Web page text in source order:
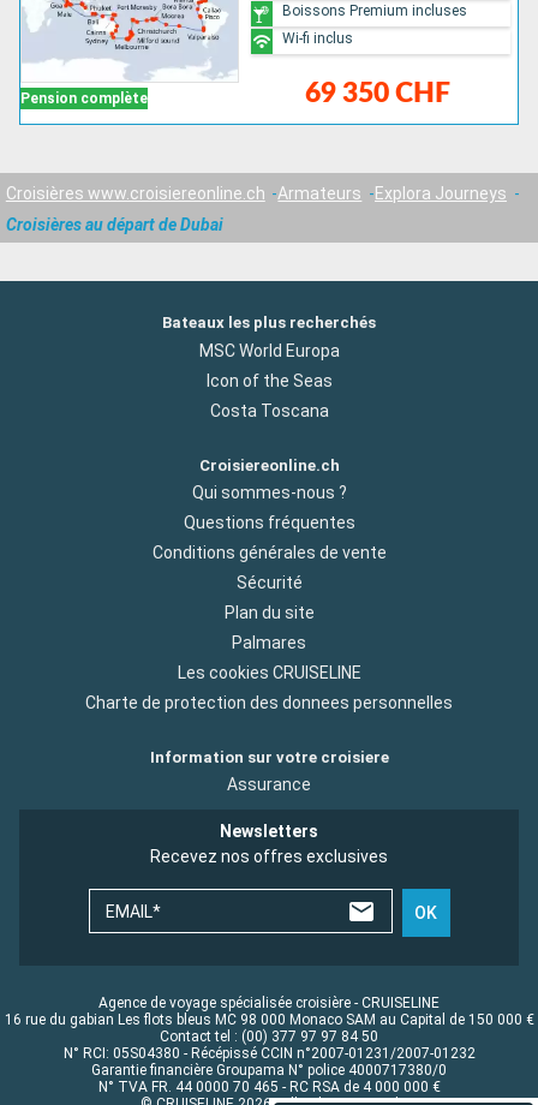
Pension complète 69 350 CHF
Boissons Premium incluses
Wi-fi inclus
Croisières www.croisiereonline.ch Armateurs
Explora Journeys
Croisières au départ de Dubai
Bateaux les plus recherchés
MSC World Europa
Icon of the Seas
Costa Toscana
Croisiereonline.ch
Qui sommes-nous ?
Questions fréquentes
Conditions générales de vente
Sécurité
Plan du site
Palmares
Les cookies CRUISELINE
Charte de protection des donnees personnelles
Information sur votre croisiere
Assurance
Newsletters
Recevez nos offres exclusives
EMAIL* OK
Agence de voyage spécialisée croisière - CRUISELINE
16 rue du gabian Les flots bleus MC 98 000 Monaco SAM au Capital de 150 000 €
Contact tel : (00) 377 97 97 84 50
N° RCI: 05S04380 - Récépissé CCIN n°2007-01231/2007-01232
Garantie financière Groupama N° police 4000717380/0
N° TVA FR. 44 0000 70 465 - RC RSA de 4 000 000 €